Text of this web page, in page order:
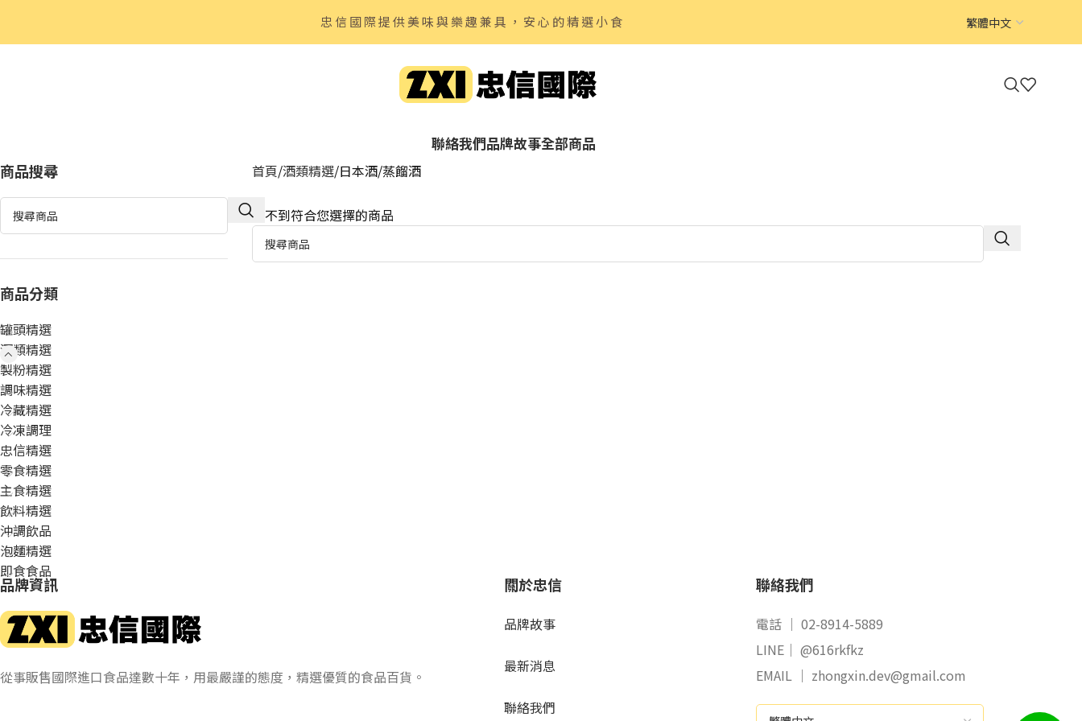
忠信國際提供美味與樂趣兼具，安心的精選小食
聯絡我們品牌故事全部商品
商品搜尋
商品分類
罐頭精選
酒類精選
製粉精選
調味精選
冷藏精選
冷凍調理
忠信精選
零食精選
主食精選
飲料精選
沖調飲品
泡麵精選
即食食品
首頁 酒類精選 日本酒/蒸餾酒
找不到符合您選擇的商品
品牌資訊
從事販售國際進口食品達數十年，用最嚴謹的態度，精選優質的食品百貨。
關於忠信
品牌故事
最新消息
聯絡我們
聯絡我們
電話 ｜ 02-8914-5889
LINE｜ @616rkfkz
EMAIL ｜ zhongxin.dev@gmail.com